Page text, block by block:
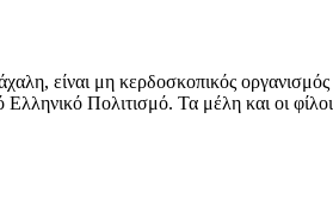
είναι μη κερδοσκοπικός οργανισμός
Πολιτισμό. Τα μέλη και οι